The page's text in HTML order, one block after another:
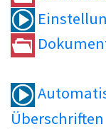
Überschriften